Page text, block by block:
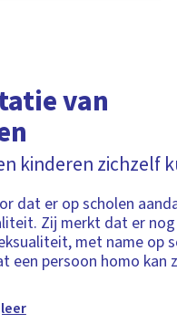
van
kinderen zichzelf
dat er op scholen
Zij merkt dat er
met name op
een persoon homo kan